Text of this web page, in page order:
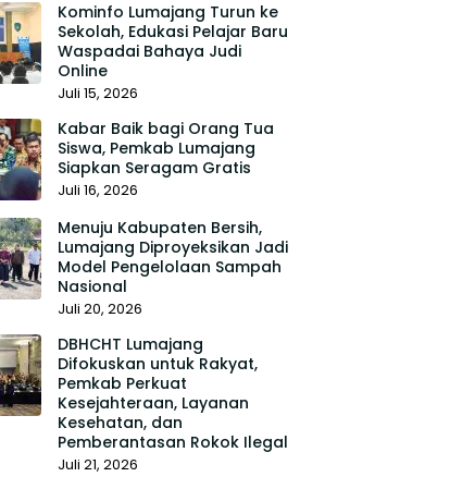
Kominfo Lumajang Turun ke
Sekolah, Edukasi Pelajar Baru
Waspadai Bahaya Judi
Online
Juli 15, 2026
Kabar Baik bagi Orang Tua
Siswa, Pemkab Lumajang
Siapkan Seragam Gratis
Juli 16, 2026
Menuju Kabupaten Bersih,
Lumajang Diproyeksikan Jadi
Model Pengelolaan Sampah
Nasional
Juli 20, 2026
DBHCHT Lumajang
Difokuskan untuk Rakyat,
Pemkab Perkuat
Kesejahteraan, Layanan
Kesehatan, dan
Pemberantasan Rokok Ilegal
Juli 21, 2026